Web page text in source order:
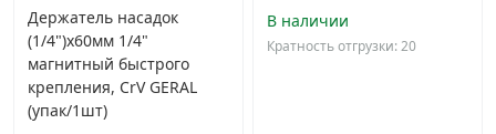
Держатель насадок
(1/4")х60мм 1/4"
магнитный быстрого
крепления, CrV GERAL
(упак/1шт)
В наличии
Кратность отгрузки: 20